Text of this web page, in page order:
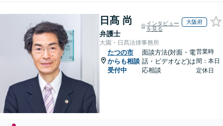
日髙 尚
弁護士
インタビュー
を見る
大阪府
大園・日髙法律事務所
たつの市
からも相談
受付中
面談方法(対面・電
話・ビデオなど)は
応相談
営業時
間：本日
定休日